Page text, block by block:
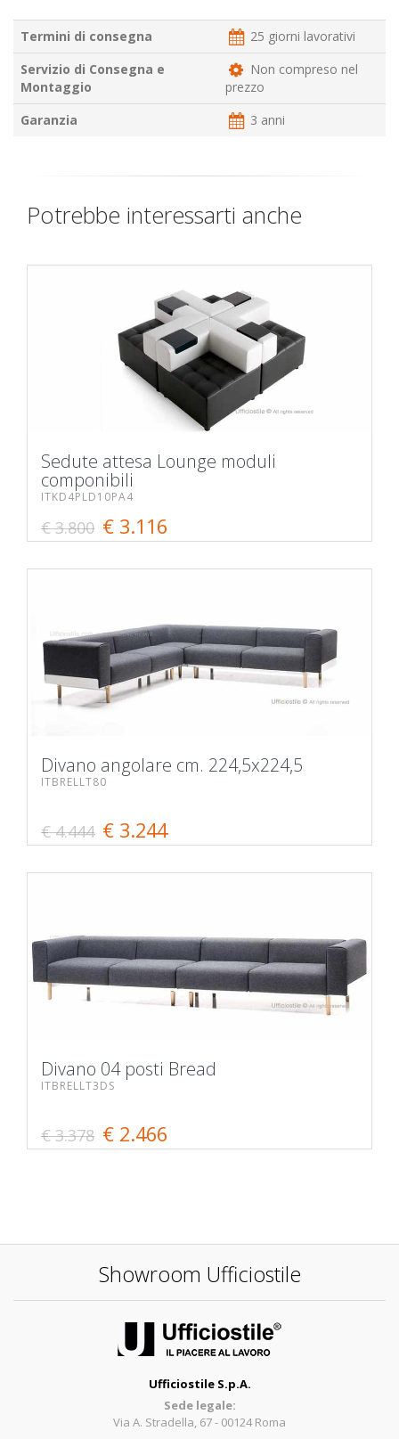
Termini di consegna
25 giorni lavorativi
Servizio di Consegna e
Montaggio
Non compreso nel
prezzo
Garanzia
3 anni
Potrebbe interessarti anche
Sedute attesa Lounge moduli
componibili
ITKD4PLD10PA4
€ 3.800 € 3.116
Divano angolare cm. 224,5x224,5
ITBRELLT80
€ 4.444 € 3.244
Divano 04 posti Bread
ITBRELLT3DS
€ 3.378 € 2.466
Showroom Ufficiostile
Ufficiostile S.p.A.
Sede legale:
Via A. Stradella, 67 - 00124 Roma